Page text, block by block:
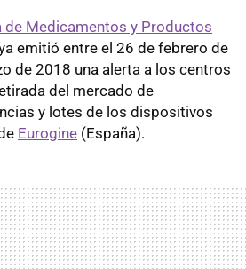
de Medicamentos y Productos
emitió entre el 26 de febrero de
de 2018 una alerta a los centros
del mercado de
y lotes de los dispositivos
Eurogine (España).